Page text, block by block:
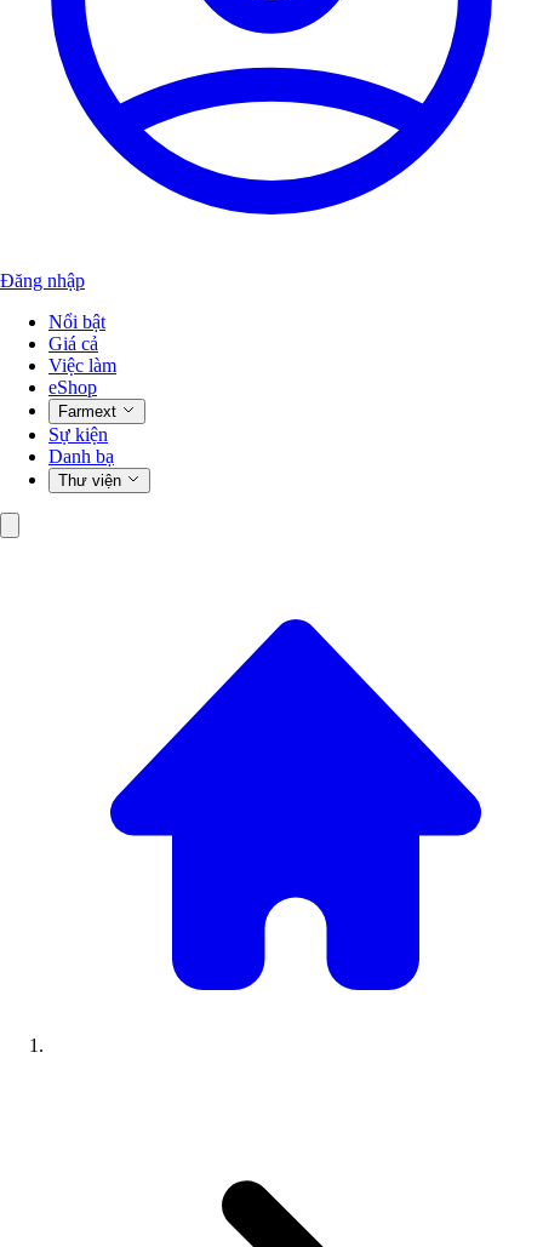
Đăng nhập
Nổi bật
Giá cả
Việc làm
eShop
Farmext
Sự kiện
Danh bạ
Thư viện